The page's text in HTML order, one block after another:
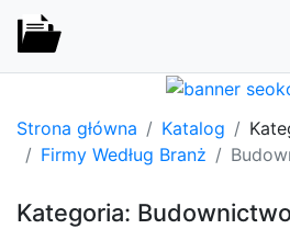
Strona główna Katalog
Firmy Według Branż
Kategoria: